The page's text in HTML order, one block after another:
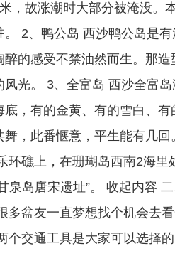
，故涨潮时大部分被淹没。
2、鸭公岛 西沙鸭公岛是有
的感受不禁油然而生。那造
光。 3、全富岛 西沙全富岛
，有的金黄、有的雪白、有
，此番惬意，平生能有几回
环礁上，在珊瑚岛西南2海里
泉岛唐宋遗址”。 收起内容
多盆友一直梦想找个机会去
个交通工具是大家可以选择